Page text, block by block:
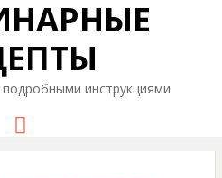
инструкциями